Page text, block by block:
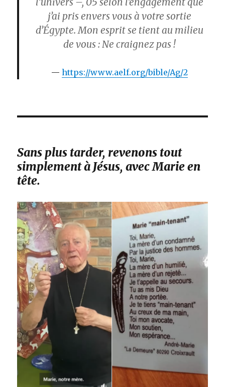
j’ai pris envers vous à votre sortie
d’Égypte. Mon esprit se tient au milieu
de vous : Ne craignez pas !
https://www.aelf.org/bible/Ag/2
Sans plus tarder, revenons tout
simplement à Jésus, avec Marie en
tête.